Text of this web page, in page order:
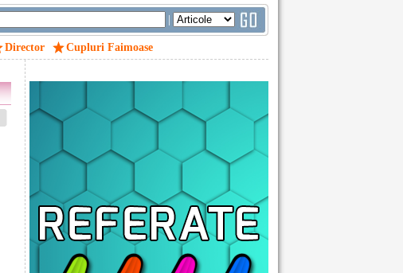
|
Director Cupluri Faimoase